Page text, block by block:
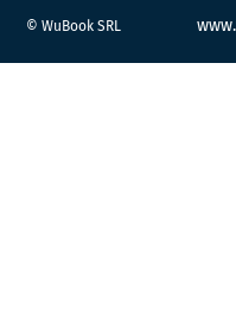
© WuBook SRL